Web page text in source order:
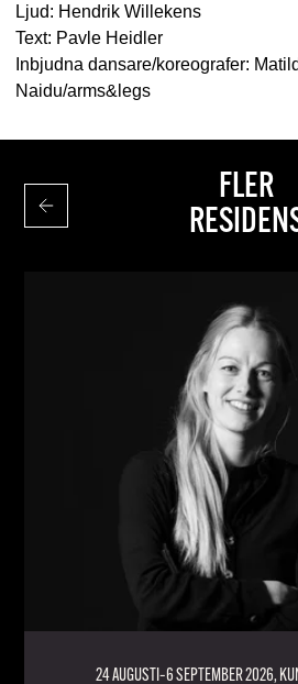
Ljud: Hendrik Willekens
Text: Pavle Heidler
Inbjudna dansare/koreografer:
Naidu/arms&legs
FLER
24 AUGUSTI–6 SEPTEMBER 2026,